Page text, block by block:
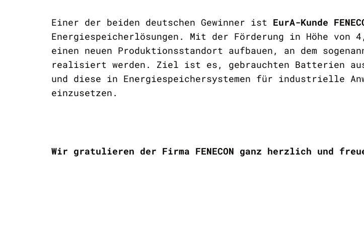
Einer der beiden deutschen Gewinner ist EurA-Kunde
Energiespeicherlösungen. Mit der Förderung in Höhe von
einen neuen Produktionsstandort aufbauen, an dem
realisiert werden. Ziel ist es, gebrauchten Batterien aus
und diese in Energiespeichersystemen für industrielle
einzusetzen.
Wir gratulieren der Firma FENECON ganz herzlich und